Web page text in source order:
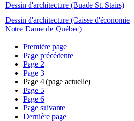
Dessin d'architecture (Buade St. Stairs)
Dessin d'architecture (Caisse d'économie
Notre-Dame-de-Québec)
Première page
Page précédente
Page 2
Page 3
Page 4 (page actuelle)
Page 5
Page 6
Page suivante
Dernière page